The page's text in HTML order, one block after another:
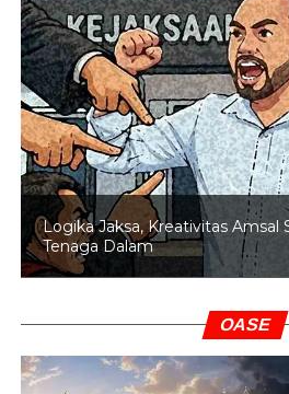
Logika Jaksa, Kreativitas Amsal
Tenaga Dalam
OASE